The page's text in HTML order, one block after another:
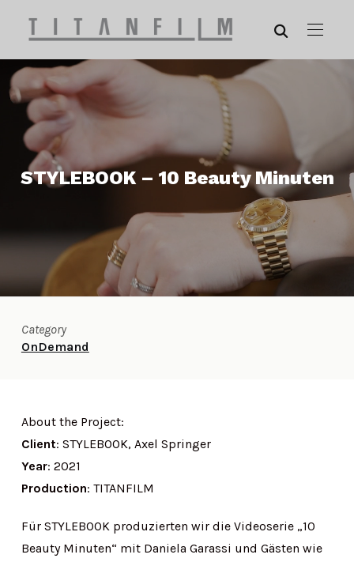
STYLEBOOK – 10 Beauty Minuten
Category
OnDemand
About the Project:
Client: STYLEBOOK, Axel Springer
Year: 2021
Production: TITANFILM
Für STYLEBOOK produzierten wir die Videoserie „10
Beauty Minuten“ mit Daniela Garassi und Gästen wie